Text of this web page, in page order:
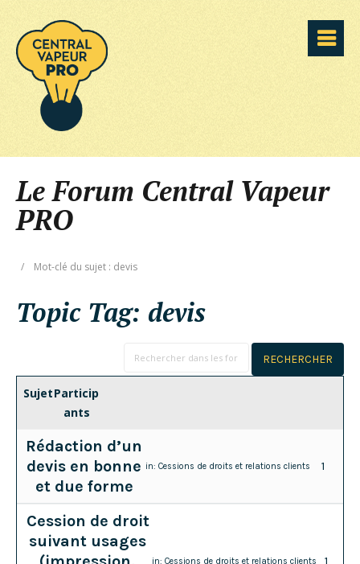
Le Forum Central Vapeur
PRO
/ Mot-clé du sujet : devis
Topic Tag: devis
SujetParticip
ants
Rédaction d’un
devis en bonne
et due forme
in: Cessions de droits et relations clients 1
Cession de droit
suivant usages
in:Cessions de droits et relations clients 1